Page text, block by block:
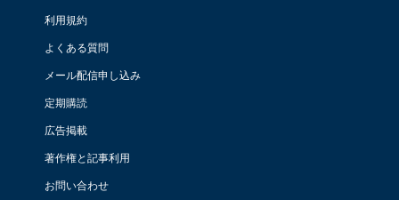
利用規約
よくある質問
メール配信申し込み
定期購読
広告掲載
著作権と記事利用
お問い合わせ